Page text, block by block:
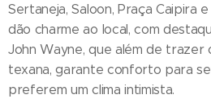
Sertaneja, Saloon, Praça Caipira
dão charme ao local, com
John Wayne, que além de trazer
texana, garante conforto para
preferem um clima intimista.